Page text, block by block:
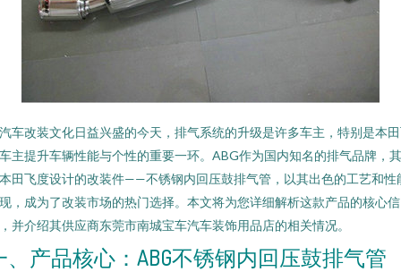
车改装文化日益兴盛的今天，排气系统的升级是许多车主，特别是本
主提升车辆性能与个性的重要一环。ABG作为国内知名的排气品牌，
田飞度设计的改装件——不锈钢内回压鼓排气管，以其出色的工艺和性
，成为了改装市场的热门选择。本文将为您详细解析这款产品的核心信
并介绍其供应商东莞市南城宝车汽车装饰用品店的相关情况。
、产品核心：ABG不锈钢内回压鼓排气管